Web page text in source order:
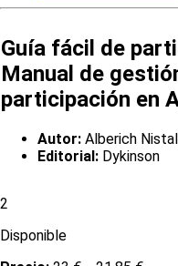
Guía fácil de
Manual de
participación en
Autor: Alberich
Editorial: Dykinson
2
Disponible